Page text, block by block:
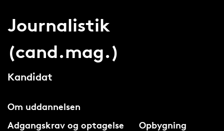
Journalistik
(cand.mag.)
Kandidat
Om uddannelsen
Adgangskrav og optagelse
Opbygning